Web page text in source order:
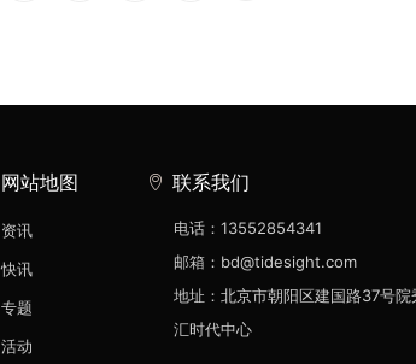
网站地图
资讯
快讯
专题
活动
联系我们
电话：13552854341
邮箱：bd@tidesight.com
地址：北京市朝阳区建国路37号院
汇时代中心